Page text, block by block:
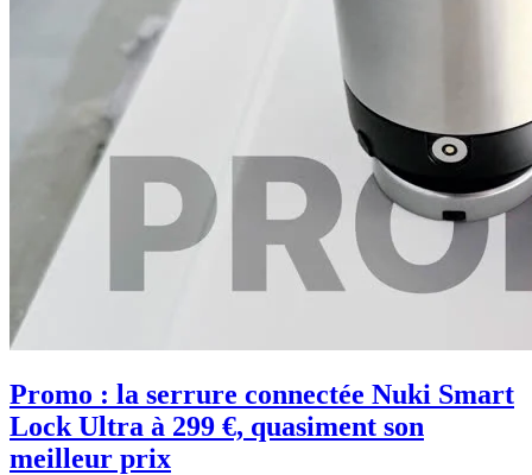
Promo : la serrure connectée Nuki Smart
Lock Ultra à 299 €, quasiment son
meilleur prix